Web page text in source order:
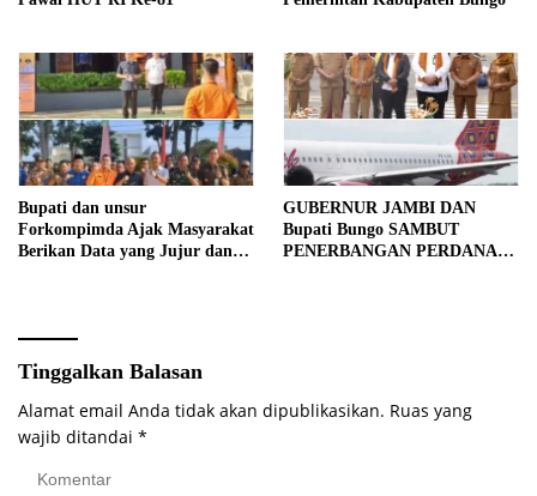
Bupati dan unsur
Forkompimda Ajak Masyarakat
Berikan Data yang Jujur dan
GUBERNUR JAMBI DAN
Bupati Bungo SAMBUT
PENERBANGAN PERDANA
Tinggalkan Balasan
Alamat email Anda tidak akan dipublikasikan. Ruas yang
wajib ditandai *